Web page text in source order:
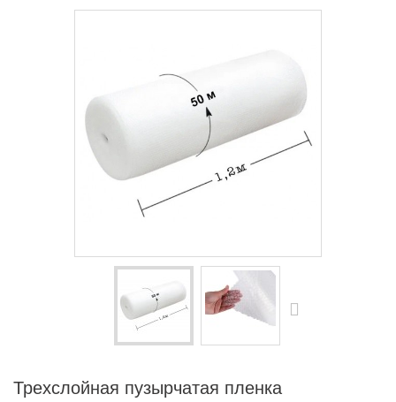
Трехслойная пузырчатая пленка